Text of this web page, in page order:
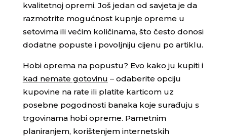
kvalitetnoj opremi. Još jedan od savjeta je da
razmotrite mogućnost kupnje opreme u
setovima ili većim količinama, što često donosi
dodatne popuste i povoljniju cijenu po artiklu.
Hobi oprema na popustu? Evo kako ju kupiti i
kad nemate gotovinu – odaberite opciju
kupovine na rate ili platite karticom uz
posebne pogodnosti banaka koje surađuju s
trgovinama hobi opreme. Pametnim
planiranjem, korištenjem internetskih